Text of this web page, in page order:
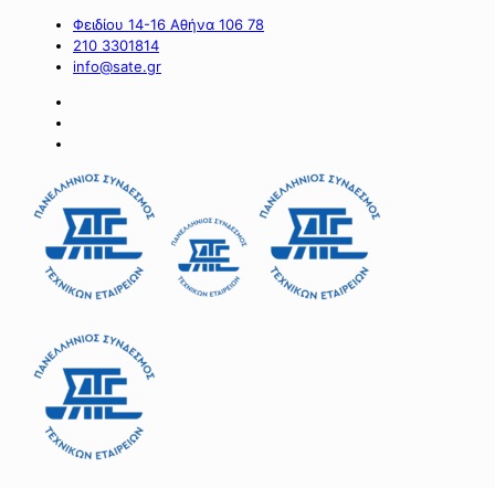
Φειδίου 14-16 Αθήνα 106 78
210 3301814
info@sate.gr